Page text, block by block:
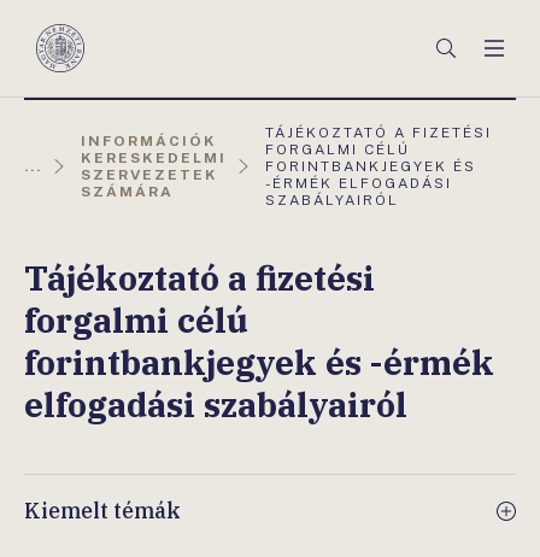
Magyar
Keresés
...
INFORMÁCIÓK
KERESKEDELMI
SZERVEZETEK
SZÁMÁRA
AKTUÁLIS
OLDAL:
TÁJÉKOZTATÓ A FIZETÉSI
FORGALMI CÉLÚ
FORINTBANKJEGYEK ÉS
-ÉRMÉK ELFOGADÁSI
SZABÁLYAIRÓL
Tájékoztató a fizetési
forgalmi célú
forintbankjegyek és -érmék
elfogadási szabályairól
Kiemelt témák